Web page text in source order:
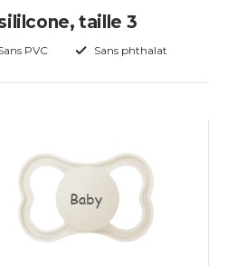
taille 3
PVC Sans phthalat
Baby